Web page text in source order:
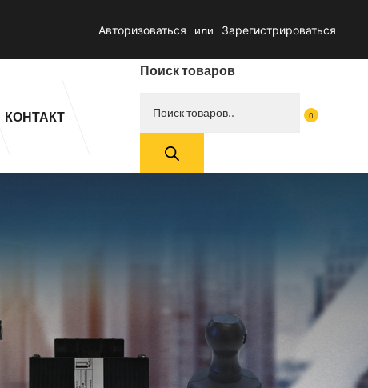
Авторизоваться или Зарегистрироваться
КОНТАКТ
Поиск товаров
0